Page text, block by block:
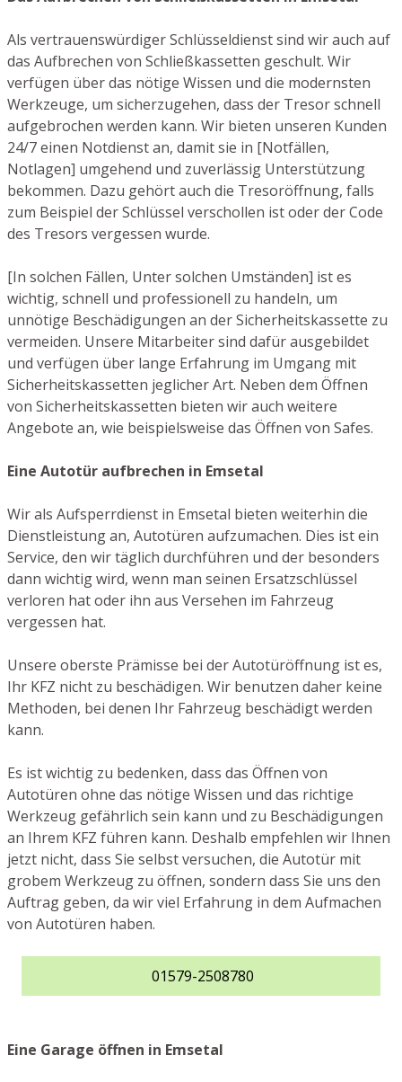
Als vertrauenswürdiger Schlüsseldienst sind wir auch auf
das Aufbrechen von Schließkassetten geschult. Wir
verfügen über das nötige Wissen und die modernsten
Werkzeuge, um sicherzugehen, dass der Tresor schnell
aufgebrochen werden kann. Wir bieten unseren Kunden
24/7 einen Notdienst an, damit sie in [Notfällen,
Notlagen] umgehend und zuverlässig Unterstützung
bekommen. Dazu gehört auch die Tresoröffnung, falls
zum Beispiel der Schlüssel verschollen ist oder der Code
des Tresors vergessen wurde.
[In solchen Fällen, Unter solchen Umständen] ist es
wichtig, schnell und professionell zu handeln, um
unnötige Beschädigungen an der Sicherheitskassette zu
vermeiden. Unsere Mitarbeiter sind dafür ausgebildet
und verfügen über lange Erfahrung im Umgang mit
Sicherheitskassetten jeglicher Art. Neben dem Öffnen
von Sicherheitskassetten bieten wir auch weitere
Angebote an, wie beispielsweise das Öffnen von Safes.
Eine Autotür aufbrechen in Emsetal
Wir als Aufsperrdienst in Emsetal bieten weiterhin die
Dienstleistung an, Autotüren aufzumachen. Dies ist ein
Service, den wir täglich durchführen und der besonders
dann wichtig wird, wenn man seinen Ersatzschlüssel
verloren hat oder ihn aus Versehen im Fahrzeug
vergessen hat.
Unsere oberste Prämisse bei der Autotüröffnung ist es,
Ihr KFZ nicht zu beschädigen. Wir benutzen daher keine
Methoden, bei denen Ihr Fahrzeug beschädigt werden
kann.
Es ist wichtig zu bedenken, dass das Öffnen von
Autotüren ohne das nötige Wissen und das richtige
Werkzeug gefährlich sein kann und zu Beschädigungen
an Ihrem KFZ führen kann. Deshalb empfehlen wir Ihnen
jetzt nicht, dass Sie selbst versuchen, die Autotür mit
grobem Werkzeug zu öffnen, sondern dass Sie uns den
Auftrag geben, da wir viel Erfahrung in dem Aufmachen
von Autotüren haben.
01579-2508780
Eine Garage öffnen in Emsetal